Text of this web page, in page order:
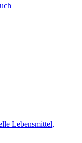
Lebensmittel,